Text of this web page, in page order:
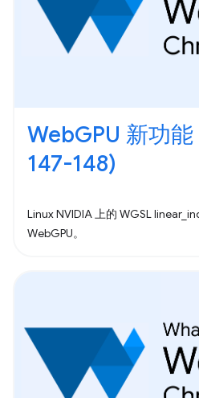
WebGPU 新功
147-148)
Linux NVIDIA 上的 WGSL
WebGPU。